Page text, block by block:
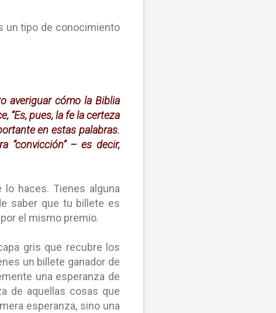
un tipo de conocimiento
averiguar cómo la Biblia
“Es, pues, la fe la certeza
en estas palabras.
“convicción” – es decir,
lo haces. Tienes alguna
saber que tu billete es
el mismo premio.
gris que recubre los
un billete ganador de
una esperanza de
de aquellas cosas que
esperanza, sino una